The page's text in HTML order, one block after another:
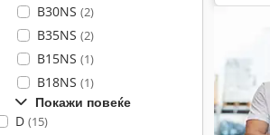
B30NS (2)
B35NS (2)
B15NS (1)
B18NS (1)
Покажи повеќе
D (15)